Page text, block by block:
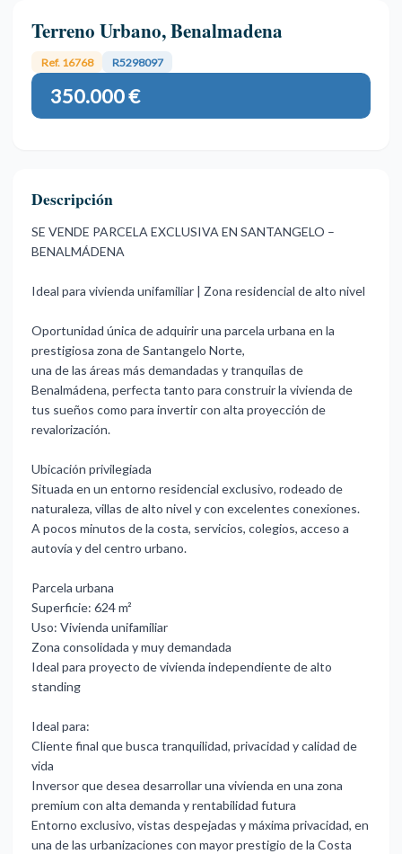
Terreno Urbano, Benalmadena
Ref. 16768 R5298097
350.000 €
Descripción
SE VENDE PARCELA EXCLUSIVA EN SANTANGELO –
BENALMÁDENA
Ideal para vivienda unifamiliar | Zona residencial de alto nivel
Oportunidad única de adquirir una parcela urbana en la
prestigiosa zona de Santangelo Norte,
una de las áreas más demandadas y tranquilas de
Benalmádena, perfecta tanto para construir la vivienda de
tus sueños como para invertir con alta proyección de
revalorización.
Ubicación privilegiada
Situada en un entorno residencial exclusivo, rodeado de
naturaleza, villas de alto nivel y con excelentes conexiones.
A pocos minutos de la costa, servicios, colegios, acceso a
autovía y del centro urbano.
Parcela urbana
Superficie: 624 m²
Uso: Vivienda unifamiliar
Zona consolidada y muy demandada
Ideal para proyecto de vivienda independiente de alto
standing
Ideal para:
Cliente final que busca tranquilidad, privacidad y calidad de
vida
Inversor que desea desarrollar una vivienda en una zona
premium con alta demanda y rentabilidad futura
Entorno exclusivo, vistas ‌despejadas ‌y ‌máxima ‌privacidad, en
‌una de las ‌urbanizaciones ‌con mayor ‌prestigio ‌de ‌la ‌Costa